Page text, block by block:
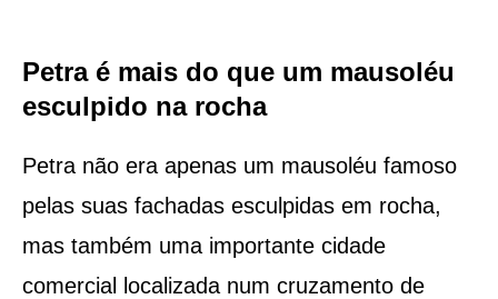
Petra é mais do que um mausoléu
esculpido na rocha
Petra não era apenas um mausoléu famoso
pelas suas fachadas esculpidas em rocha,
mas também uma importante cidade
comercial localizada num cruzamento de